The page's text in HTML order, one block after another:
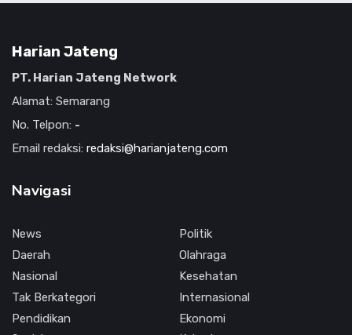
Harian Jateng
PT. Harian Jateng Network
Alamat: Semarang
No. Telpon: -
Email redaksi: redaksi@harianjateng.com
Navigasi
News
Daerah
Nasional
Tak Berkategori
Pendidikan
Politik
Olahraga
Kesehatan
Internasional
Ekonomi